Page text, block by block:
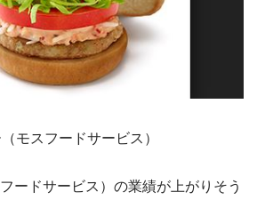
モスフードサービス）
ードサービス）の業績が上がりそう